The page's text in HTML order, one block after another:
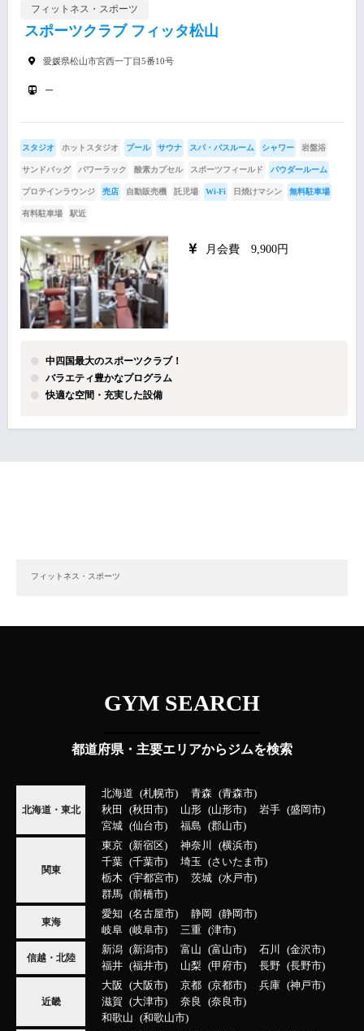
フィットネス・スポーツ
スポーツクラブ フィッタ松山
愛媛県松山市宮西一丁目5番10号
ー
スタジオ ホットスタジオ プール サウナ スパ・バスルーム シャワー 岩盤浴
サンドバッグ パワーラック 酸素カプセル スポーツフィールド パウダールーム
プロテインラウンジ 売店 自動販売機 託児場 Wi-Fi 日焼けマシン 無料駐車場
有料駐車場 駅近
月会費 9,900円
中四国最大のスポーツクラブ！
バラエティ豊かなプログラム
快適な空間・充実した設備
フィットネス・スポーツ
GYM SEARCH
都道府県・主要エリアからジムを検索
北海道・東北
北海道 札幌市 青森
青森市
秋田
秋田市 山形 山形市 岩手
盛岡市
宮城
仙台市 福島 郡山市
関東
東京 新宿区 神奈川
横浜市
千葉
千葉市 埼玉
さいたま市
栃木
宇都宮市 茨城
水戸市
群馬
前橋市
東海
愛知 名古屋市 静岡
静岡市
岐阜
岐阜市 三重 津市
信越・北陸
新潟 新潟市 富山 富山市 石川
金沢市
福井
福井市 山梨 甲府市 長野 長野市
近畿
大阪 大阪市 京都 京都市 兵庫
神戸市
滋賀
大津市 奈良
奈良市
和歌山
和歌山市